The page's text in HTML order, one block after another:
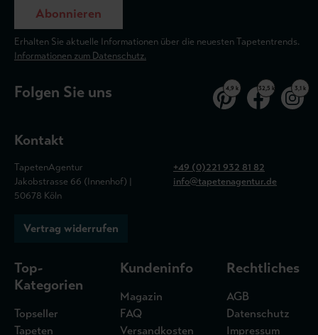
Abonnieren
Erhalten Sie aktuelle Informationen über die neuesten Tapetentrends.
Informationen zum Datenschutz.
Folgen Sie uns 4,9 k 32,5 k 3,1 k
Kontakt
TapetenAgentur
Jakobstrasse 66 (Innenhof) |
50678 Köln
+49 (0)221 932 81 82
info@tapetenagentur.de
Vertrag widerrufen
Top-
Kategorien
Topseller
Tapeten
Kundeninfo
Magazin
FAQ
Versandkosten
Rechtliches
AGB
Datenschutz
Impressum